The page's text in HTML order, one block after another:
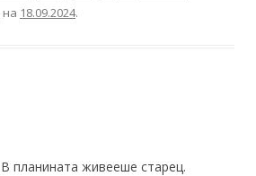
на 18.09.2024.
В планината живееше старец.